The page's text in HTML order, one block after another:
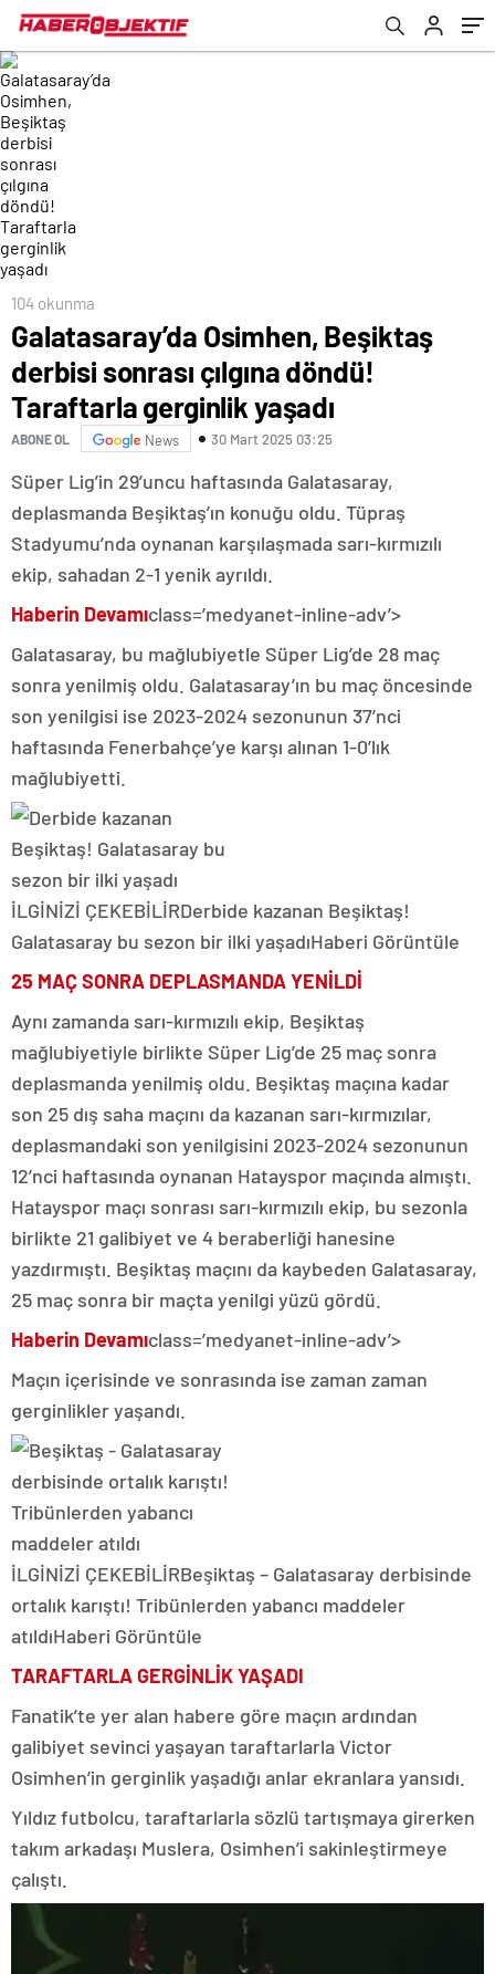
yaşadı
104 okunma
Galatasaray’da Osimhen, Beşiktaş
derbisi sonrası çılgına döndü!
Taraftarla gerginlik yaşadı
ABONE OL News 30 Mart 2025 03:25
Süper Lig’in 29’uncu haftasında Galatasaray,
deplasmanda Beşiktaş’ın konuğu oldu. Tüpraş
Stadyumu’nda oynanan karşılaşmada sarı-kırmızılı
ekip, sahadan 2-1 yenik ayrıldı.
Haberin Devamıclass=’medyanet-inline-adv’>
Galatasaray, bu mağlubiyetle Süper Lig’de 28 maç
sonra yenilmiş oldu. Galatasaray’ın bu maç öncesinde
son yenilgisi ise 2023-2024 sezonunun 37’nci
haftasında Fenerbahçe’ye karşı alınan 1-0’lık
mağlubiyetti.
İLGİNİZİ ÇEKEBİLİRDerbide kazanan Beşiktaş!
Galatasaray bu sezon bir ilki yaşadıHaberi Görüntüle
25 MAÇ SONRA DEPLASMANDA YENİLDİ
Aynı zamanda sarı-kırmızılı ekip, Beşiktaş
mağlubiyetiyle birlikte Süper Lig’de 25 maç sonra
deplasmanda yenilmiş oldu. Beşiktaş maçına kadar
son 25 dış saha maçını da kazanan sarı-kırmızılar,
deplasmandaki son yenilgisini 2023-2024 sezonunun
12’nci haftasında oynanan Hatayspor maçında almıştı.
Hatayspor maçı sonrası sarı-kırmızılı ekip, bu sezonla
birlikte 21 galibiyet ve 4 beraberliği hanesine
yazdırmıştı. Beşiktaş maçını da kaybeden Galatasaray,
25 maç sonra bir maçta yenilgi yüzü gördü.
Haberin Devamıclass=’medyanet-inline-adv’>
Maçın içerisinde ve sonrasında ise zaman zaman
gerginlikler yaşandı.
İLGİNİZİ ÇEKEBİLİRBeşiktaş – Galatasaray derbisinde
ortalık karıştı! Tribünlerden yabancı maddeler
atıldıHaberi Görüntüle
TARAFTARLA GERGİNLİK YAŞADI
Fanatik’te yer alan habere göre maçın ardından
galibiyet sevinci yaşayan taraftarlarla Victor
Osimhen’in gerginlik yaşadığı anlar ekranlara yansıdı.
Yıldız futbolcu, taraftarlarla sözlü tartışmaya girerken
takım arkadaşı Muslera, Osimhen’i sakinleştirmeye
çalıştı.